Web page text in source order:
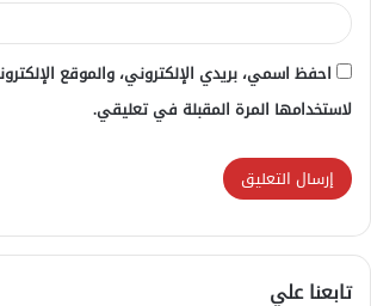
احفظ اسمي، بريدي الإلكتروني، والموقع
لاستخدامها المرة المقبلة في تعليقي.
تابعنا علي